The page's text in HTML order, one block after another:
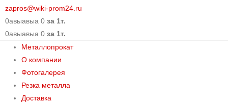
zapros@wiki-prom24.ru
0авыавыа 0 за 1т.
0авыавыа 0 за 1т.
Металлопрокат
О компании
Фотогалерея
Резка металла
Доставка